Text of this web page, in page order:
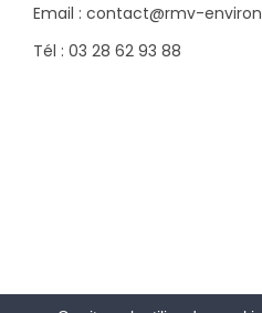
Email : contact@rmv-
Tél : 03 28 62 93 88